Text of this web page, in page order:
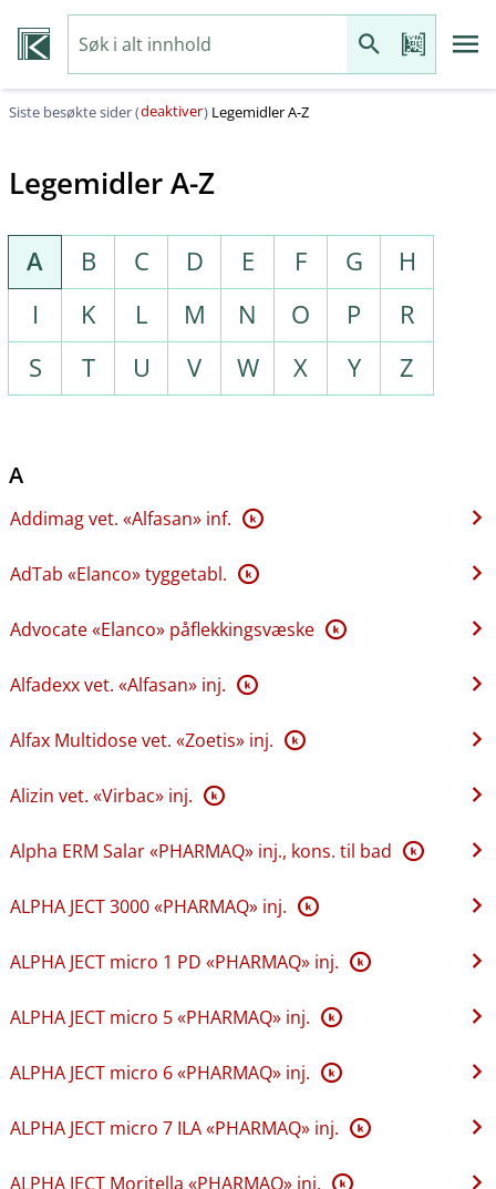
Siste besøkte sider (deaktiver) Legemidler A-Z
Legemidler A-Z
A B C D E F G
H
I
K L M N O P
R
S
T U V W X Y Z
A
Addimag vet. «Alfasan» inf. K
AdTab «Elanco» tyggetabl. K
Advocate «Elanco» påflekkingsvæske K
Alfadexx vet. «Alfasan» inj. K
Alfax Multidose vet. «Zoetis» inj. K
Alizin vet. «Virbac» inj. K
Alpha ERM Salar «PHARMAQ» inj., kons. til bad K
ALPHA JECT 3000 «PHARMAQ» inj. K
ALPHA JECT micro 1 PD «PHARMAQ» inj. K
ALPHA JECT micro 5 «PHARMAQ» inj. K
ALPHA JECT micro 6 «PHARMAQ» inj. K
ALPHA JECT micro 7 ILA «PHARMAQ» inj. K
ALPHA JECT Moritella «PHARMAQ» inj. K